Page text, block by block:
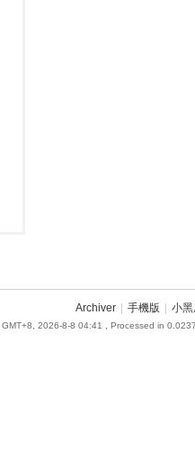
Archiver 手機版 小黑
GMT+8, 2026-8-8 04:41 , Processed in